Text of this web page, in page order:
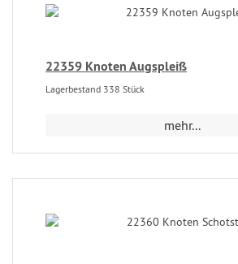
22359 Knoten Augspleiß
Lagerbestand 338 Stück
mehr...